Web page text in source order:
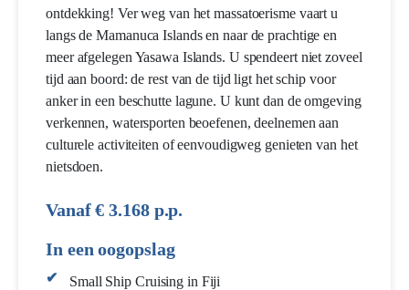
ontdekking! Ver weg van het massatoerisme vaart u
langs de Mamanuca Islands en naar de prachtige en
meer afgelegen Yasawa Islands. U spendeert niet zoveel
tijd aan boord: de rest van de tijd ligt het schip voor
anker in een beschutte lagune. U kunt dan de omgeving
verkennen, watersporten beoefenen, deelnemen aan
culturele activiteiten of eenvoudigweg genieten van het
nietsdoen.
Vanaf € 3.168 p.p.
In een oogopslag
Small Ship Cruising in Fiji